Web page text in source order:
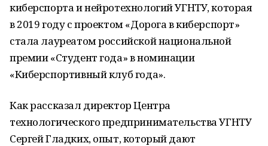
киберспорта и нейротехнологий УГНТУ, которая
в 2019 году с проектом «Дорога в киберспорт»
стала лауреатом российской национальной
премии «Студент года» в номинации
«Киберспортивный клуб года».
Как рассказал директор Центра
технологического предпринимательства УГНТУ
Сергей Гладких, опыт, который дают